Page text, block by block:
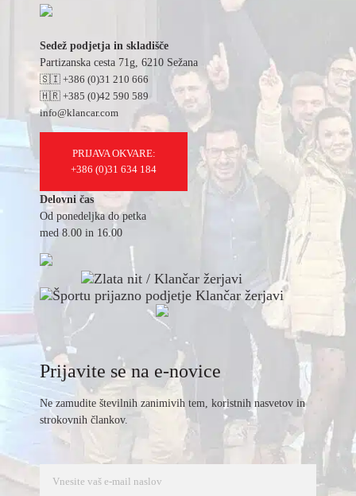
Sedež podjetja in skladišče
Partizanska cesta 71g, 6210 Sežana
🇸🇮 +386 (0)31 210 666
🇭🇷 +385 (0)42 590 589
info@klancar.com
PRIJAVA OKVARE:
+386 (0)31 634 184
Delovni čas
Od ponedeljka do petka
med 8.00 in 16.00
Prijavite se na e-novice
Ne zamudite številnih zanimivih tem, koristnih nasvetov in
strokovnih člankov.